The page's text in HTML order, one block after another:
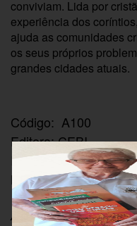
conviviam. Lida por
experiência dos
ajuda as comunidades
os seus próprios
grandes cidades atuais.
Código: A100
Editora: CEBI
ISBN: 978-857733-
Número de páginas:
Autoria/Organização